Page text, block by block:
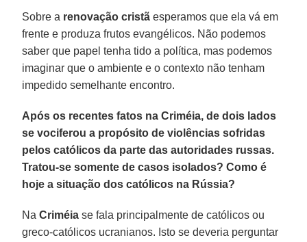
Sobre a renovação cristã esperamos que ela vá em
frente e produza frutos evangélicos. Não podemos
saber que papel tenha tido a política, mas podemos
imaginar que o ambiente e o contexto não tenham
impedido semelhante encontro.
Após os recentes fatos na Criméia, de dois lados
se vociferou a propósito de violências sofridas
pelos católicos da parte das autoridades russas.
Tratou-se somente de casos isolados? Como é
hoje a situação dos católicos na Rússia?
NaCriméia se fala principalmente de católicos ou
greco-católicos ucranianos. Isto se deveria perguntar